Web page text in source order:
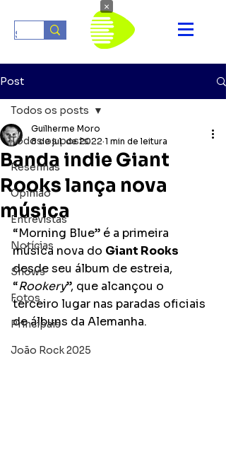
Post
Todos os posts
Resenhas
Opinião
Entrevistas
Notícias
Shows
Fotos
Principais
João Rock 2025
Todos os posts
Banda indie Giant
Rooks lança nova
música
Guilherme Moro
8 de jul. de 2022 1 min de leitura
“Morning Blue” é a primeira
música nova do Giant Rooks
desde seu álbum de estreia,
“Rookery”, que alcançou o
terceiro lugar nas paradas oficiais
de álbuns da Alemanha.
×